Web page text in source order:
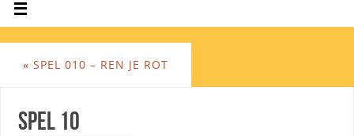
« SPEL 010 – REN JE ROT
Spel 10